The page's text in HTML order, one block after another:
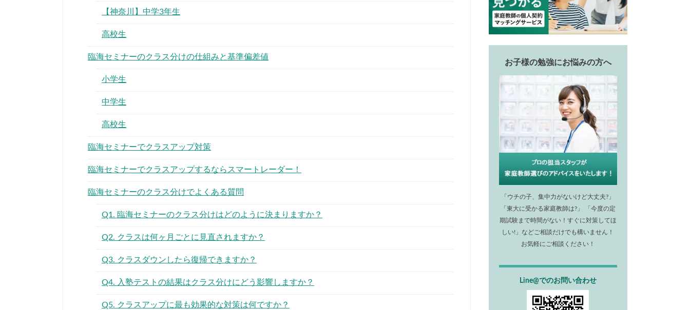
【神奈川】中学3年生
高校生
臨海セミナーのクラス分けの仕組みと基準偏差値
小学生
中学生
高校生
臨海セミナーでクラスアップ対策
臨海セミナーでクラスアップするならスマートレーダー！
臨海セミナーのクラス分けでよくある質問
Q1. 臨海セミナーのクラス分けはどのように決まりますか？
Q2. クラスは何ヶ月ごとに見直されますか？
Q3. クラスダウンしたら復帰できますか？
Q4. 入塾テストの結果はクラス分けにどう影響しますか？
Q5. クラスアップに最も効果的な対策は何ですか？
お子様の勉強にお悩みの方へ
「ウチの子、集中力がないけど大丈夫?」
「東大に受かる家庭教師は?」 「今度の定
期試験まで時間がない！すぐに対策してほ
しい!」などご相談だけでも構いません！
お気軽にご相談ください！
Line@でのお問い合わせ